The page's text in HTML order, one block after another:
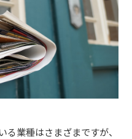
る業種はさまざまですが、